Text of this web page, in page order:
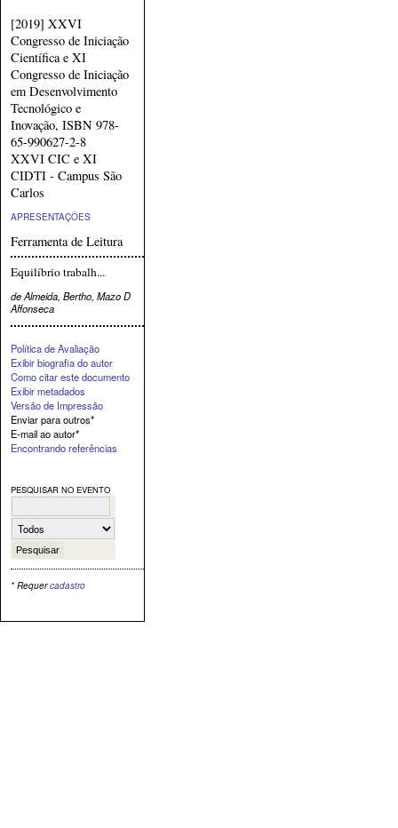
[2019] XXVI
Congresso de Iniciação
Científica e XI
Congresso de Iniciação
em Desenvolvimento
Tecnológico e
Inovação, ISBN 978-
65-990627-2-8
XXVI CIC e XI
CIDTI - Campus São
Carlos
APRESENTAÇÕES
Ferramenta de Leitura
Equilíbrio trabalh...
de Almeida, Bertho, Mazo D
Affonseca
Política de Avaliação
Exibir biografia do autor
Como citar este documento
Exibir metadados
Versão de Impressão
Enviar para outros*
E-mail ao autor*
Encontrando referências
PESQUISAR NO EVENTO
* Requercadastro